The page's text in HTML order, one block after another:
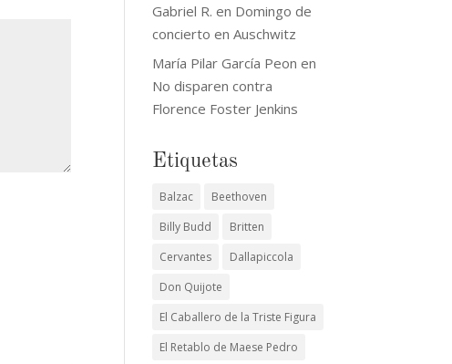
Gabriel R. en Domingo de
concierto en Auschwitz
María Pilar García Peon en
No disparen contra
Florence Foster Jenkins
Etiquetas
Balzac
Beethoven
Billy Budd
Britten
Cervantes
Dallapiccola
Don Quijote
El Caballero de la Triste Figura
El Retablo de Maese Pedro